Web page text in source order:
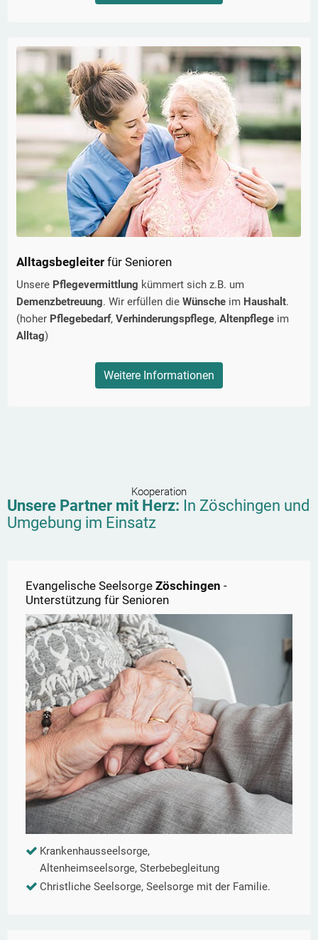
Alltagsbegleiter für Senioren
Unsere Pflegevermittlung kümmert sich z.B. um
Demenzbetreuung. Wir erfüllen die Wünsche im Haushalt.
(hoher Pflegebedarf, Verhinderungspflege, Altenpflege im
Alltag)
Weitere Informationen
Kooperation
Unsere Partner mit Herz: In Zöschingen und
Umgebung im Einsatz
Evangelische Seelsorge Zöschingen -
Unterstützung für Senioren
Krankenhausseelsorge,
Altenheimseelsorge, Sterbebegleitung
Christliche Seelsorge, Seelsorge mit der Familie.